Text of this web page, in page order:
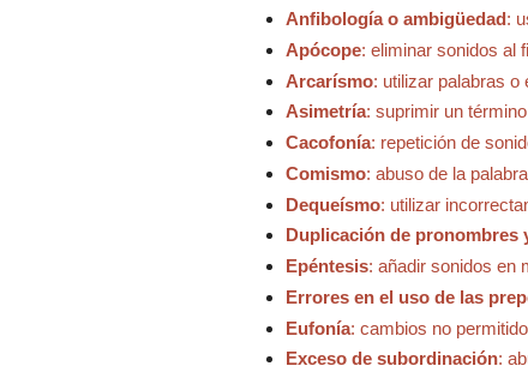
Anfibología o ambigüedad:
Apócope: eliminar sonidos al
Arcarísmo: utilizar palabras o
Asimetría: suprimir un
Cacofonía: repetición de
Comismo: abuso de la
Dequeísmo: utilizar
Duplicación de pronombres
Epéntesis: añadir sonidos en
Errores en el uso de las
Eufonía: cambios no
Exceso de subordinación: